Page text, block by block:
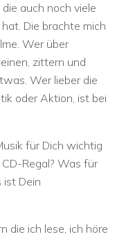
auch noch viele
Die brachte mich
Wer über
zittern und
Wer lieber die
oder Aktion, ist bei
für Dich wichtig
Regal? Was für
ist Dein
die ich lese, ich höre